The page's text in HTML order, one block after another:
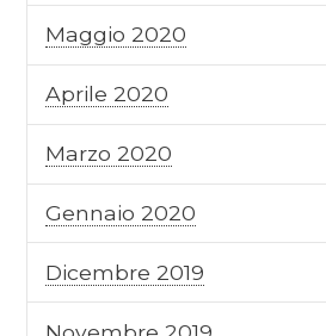
Maggio 2020
Aprile 2020
Marzo 2020
Gennaio 2020
Dicembre 2019